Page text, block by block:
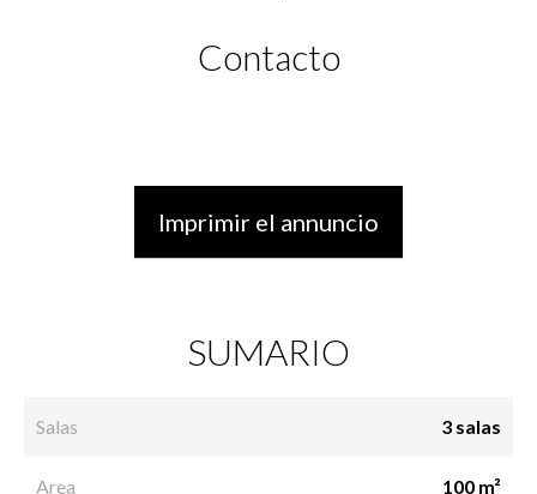
Contacto
Imprimir el annuncio
SUMARIO
Salas 3 salas
Area 100 m²